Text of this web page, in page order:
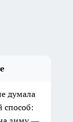
думала
способ: